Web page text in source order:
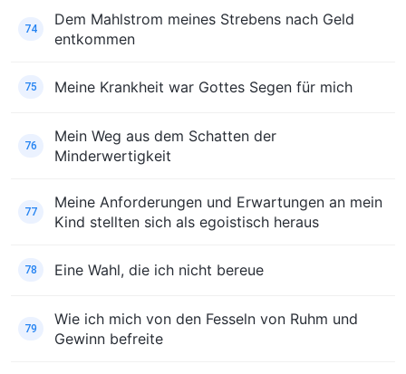
74
Dem Mahlstrom meines Strebens nach Geld
entkommen
75 Meine Krankheit war Gottes Segen für mich
76
Mein Weg aus dem Schatten der
Minderwertigkeit
77
Meine Anforderungen und Erwartungen an mein
Kind stellten sich als egoistisch heraus
78 Eine Wahl, die ich nicht bereue
79
Wie ich mich von den Fesseln von Ruhm und
Gewinn befreite